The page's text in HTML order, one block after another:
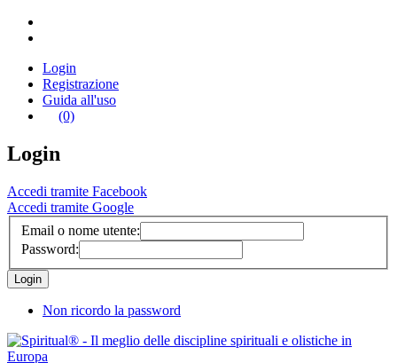
Login
Registrazione
Guida all'uso
(0)
Login
Accedi tramite Facebook
Accedi tramite Google
Email o nome utente:
Password:
Non ricordo la password